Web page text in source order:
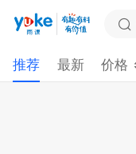
推荐 最新 价格